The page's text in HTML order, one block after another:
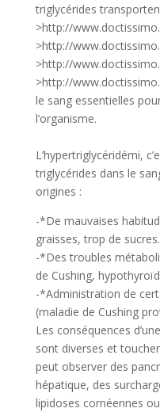
triglycérides
>http://
>http://
>http://
>http://
le sang essentielles
l’organisme.
L’hypertriglycéridémi,
triglycérides dans le
origines :
-*De mauvaises
graisses, trop de
-*Des troubles
de Cushing,
-*Administration de
(maladie de Cushing
Les conséquences
sont diverses et
peut observer des
hépatique, des
lipidoses cornéennes